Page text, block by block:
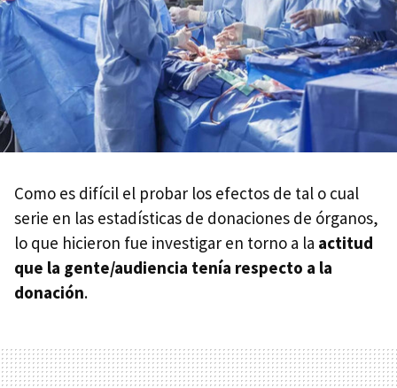
Como es difícil el probar los efectos de tal o cual
serie en las estadísticas de donaciones de órganos,
lo que hicieron fue investigar en torno a la actitud
que la gente/audiencia tenía respecto a la
donación.